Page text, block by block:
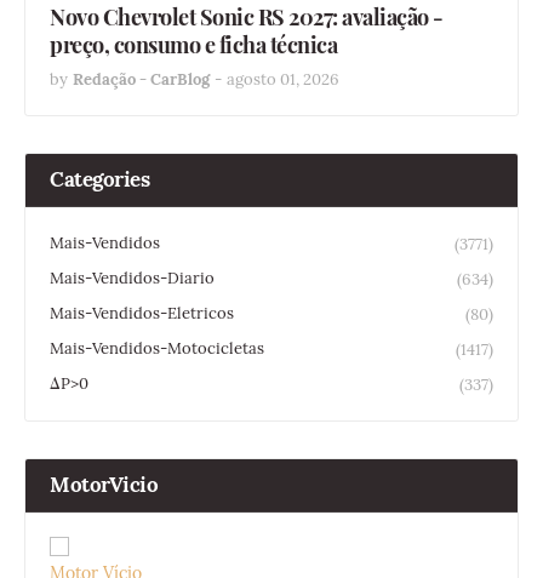
Novo Chevrolet Sonic RS 2027: avaliação -
preço, consumo e ficha técnica
by Redação - CarBlog - agosto 01, 2026
Categories
Mais-Vendidos
(3771)
Mais-Vendidos-Diario
(634)
Mais-Vendidos-Eletricos
(80)
Mais-Vendidos-Motocicletas
(1417)
ΔP>0
(337)
MotorVicio
Motor Vício